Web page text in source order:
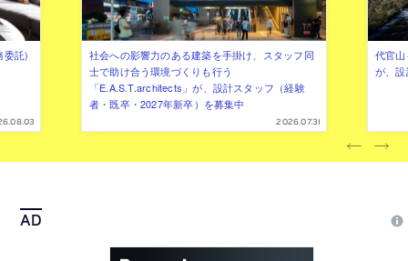
委託)
社会への影響力のある建築を手掛け、スタッフ同
士で助け合う環境づくりも行う
「E.A.S.T.architects」が、設計スタッフ（経験
者・既卒・2027年新卒）を募集中
2026.07.31
代官
が、